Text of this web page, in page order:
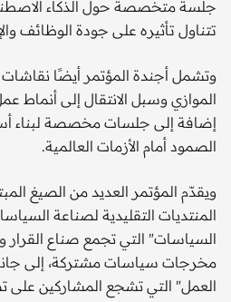
جلسة متخصصة حول الذكاء
تتناول تأثيره على جودة الوظائف
وتشمل أجندة المؤتمر أيضًا
الموازي وسبل الانتقال إلى أنماط
إضافة إلى جلسات مخصصة لبناء
الصمود أمام الأزمات العالمية.
ويقدّم المؤتمر العديد من الصيغ
المنتديات التقليدية لصناعة
السياسات" التي تجمع صناع القرار
مخرجات سياسات مشتركة، إلى
العمل" التي تشجع المشاركين على